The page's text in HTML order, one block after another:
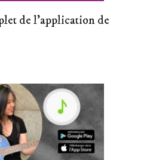
de l’application de